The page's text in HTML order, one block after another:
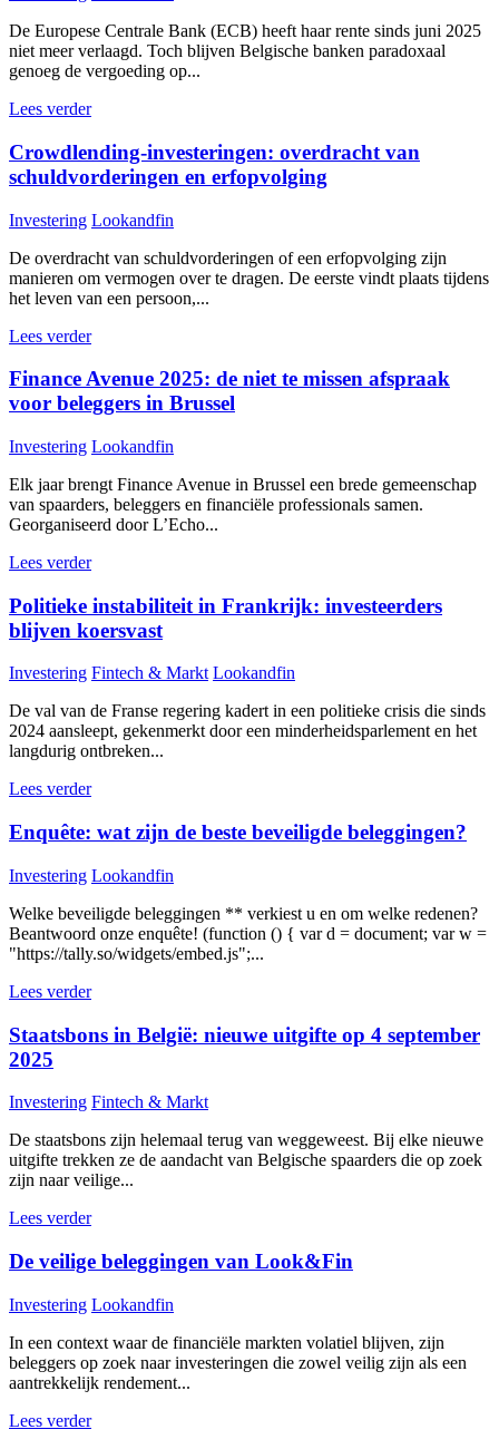
De Europese Centrale Bank (ECB) heeft haar rente sinds juni 2025
niet meer verlaagd. Toch blijven Belgische banken paradoxaal
genoeg de vergoeding op...
Lees verder
Crowdlending-investeringen: overdracht van
schuldvorderingen en erfopvolging
Investering Lookandfin
De overdracht van schuldvorderingen of een erfopvolging zijn
manieren om vermogen over te dragen. De eerste vindt plaats tijdens
het leven van een persoon,...
Lees verder
Finance Avenue 2025: de niet te missen afspraak
voor beleggers in Brussel
Investering Lookandfin
Elk jaar brengt Finance Avenue in Brussel een brede gemeenschap
van spaarders, beleggers en financiële professionals samen.
Georganiseerd door L’Echo...
Lees verder
Politieke instabiliteit in Frankrijk: investeerders
blijven koersvast
Investering Fintech & Markt Lookandfin
De val van de Franse regering kadert in een politieke crisis die sinds
2024 aansleept, gekenmerkt door een minderheidsparlement en het
langdurig ontbreken...
Lees verder
Enquête: wat zijn de beste beveiligde beleggingen?
Investering Lookandfin
Welke beveiligde beleggingen ** verkiest u en om welke redenen?
Beantwoord onze enquête! (function () { var d = document; var w =
"https://tally.so/widgets/embed.js";...
Lees verder
Staatsbons in België: nieuwe uitgifte op 4 september
2025
Investering Fintech & Markt
De staatsbons zijn helemaal terug van weggeweest. Bij elke nieuwe
uitgifte trekken ze de aandacht van Belgische spaarders die op zoek
zijn naar veilige...
Lees verder
De veilige beleggingen van Look&Fin
Investering Lookandfin
In een context waar de financiële markten volatiel blijven, zijn
beleggers op zoek naar investeringen die zowel veilig zijn als een
aantrekkelijk rendement...
Lees verder